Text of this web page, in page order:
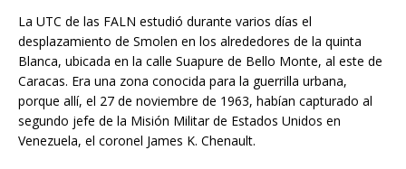
La UTC de las FALN estudió durante varios días el
desplazamiento de Smolen en los alrededores de la quinta
Blanca, ubicada en la calle Suapure de Bello Monte, al este de
Caracas. Era una zona conocida para la guerrilla urbana,
porque allí, el 27 de noviembre de 1963, habían capturado al
segundo jefe de la Misión Militar de Estados Unidos en
Venezuela, el coronel James K. Chenault.